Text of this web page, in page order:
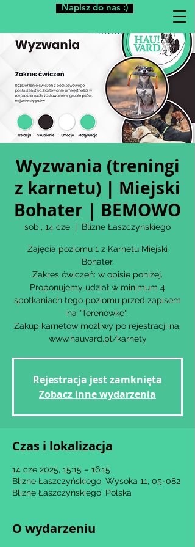
Napisz do nas :)
Wyzwania (treningi
z karnetu) | Miejski
Bohater | BEMOWO
sob., 14 cze
  |
Blizne Łaszczyńskiego
Zajęcia poziomu 1 z Karnetu Miejski
Bohater.
Zakres ćwiczeń: w opisie poniżej.
Proponujemy udział w minimum 4
spotkaniach tego poziomu przed zapisem
na "Terenówkę".
Zakup karnetów możliwy po rejestracji na:
www.hauvard.pl/karnety
Rejestracja jest zamknięta
Zobacz inne wydarzenia
Czas i lokalizacja
14 cze 2025, 15:15 – 16:15
Blizne Łaszczyńskiego, Wysoka 11, 05-082
Blizne Łaszczyńskiego, Polska
O wydarzeniu